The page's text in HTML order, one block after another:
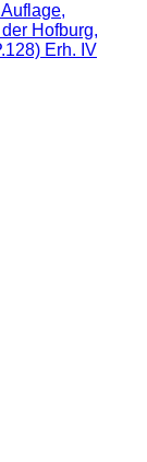
Hofburg,
Erh. IV